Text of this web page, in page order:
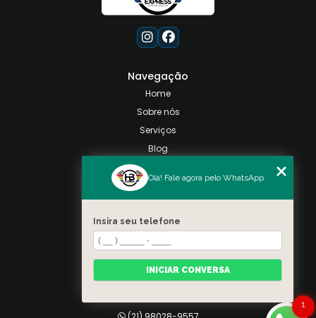
Navegação
Home
Sobre nós
Serviços
Blog
Categorias
Mapa do site
Contato
Taquara, Rio de Janeiro
(21) 98028-9557
1
Olá! Fale agora pelo WhatsApp
Insira seu telefone
INICIAR CONVERSA